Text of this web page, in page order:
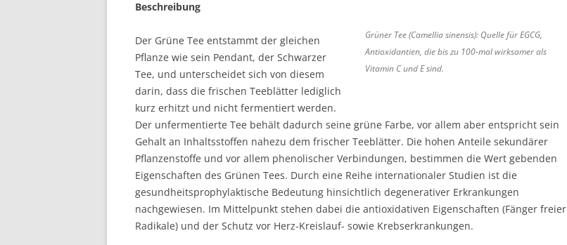
Grüner Tee (Camellia sinensis): Quelle für EGCG,
Antioxidantien, die bis zu 100-mal wirksamer als
Vitamin C und E sind.
Beschreibung
Der Grüne Tee entstammt der gleichen
Pflanze wie sein Pendant, der Schwarzer
Tee, und unterscheidet sich von diesem
darin, dass die frischen Teeblätter lediglich
kurz erhitzt und nicht fermentiert werden.
Der unfermentierte Tee behält dadurch seine grüne Farbe, vor allem aber entspricht sein
Gehalt an Inhaltsstoffen nahezu dem frischer Teeblätter. Die hohen Anteile sekundärer
Pflanzenstoffe und vor allem phenolischer Verbindungen, bestimmen die Wert gebenden
Eigenschaften des Grünen Tees. Durch eine Reihe internationaler Studien ist die
gesundheitsprophylaktische Bedeutung hinsichtlich degenerativer Erkrankungen
nachgewiesen. Im Mittelpunkt stehen dabei die antioxidativen Eigenschaften (Fänger freier
Radikale) und der Schutz vor Herz-Kreislauf- sowie Krebserkrankungen.